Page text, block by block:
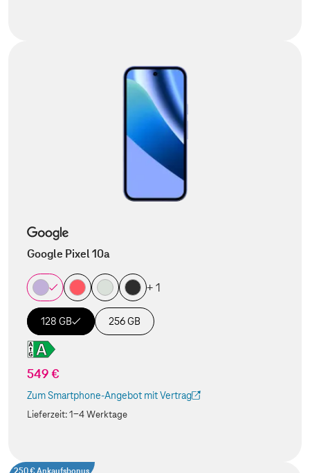
Google Pixel 10a
+ 1
128 GB 256 GB
549 €
Zum Smartphone-Angebot mit Vertrag
(Der Link wird in einem neuen Tab geöffnet)
Lieferzeit:1-4 Werktage
250 € Ankaufsbonus